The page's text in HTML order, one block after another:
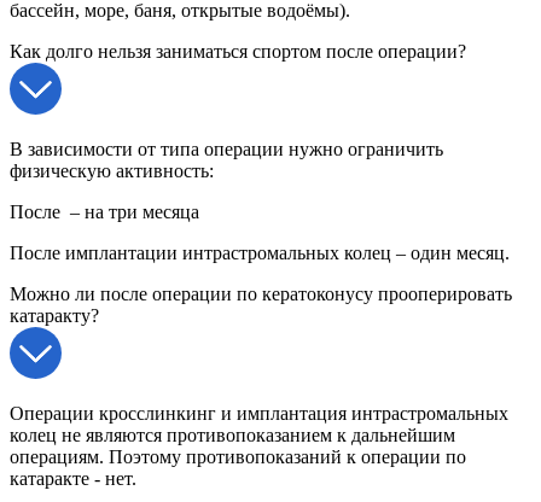
бассейн, море, баня, открытые водоёмы).
Как долго нельзя заниматься спортом после операции?
В зависимости от типа операции нужно ограничить
физическую активность:
После – на три месяца
После имплантации интрастромальных колец – один месяц.
Можно ли после операции по кератоконусу прооперировать
катаракту?
Операции кросслинкинг и имплантация интрастромальных
колец не являются противопоказанием к дальнейшим
операциям. Поэтому противопоказаний к операции по
катаракте - нет.